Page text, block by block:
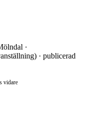
·
· publicerad
vidare